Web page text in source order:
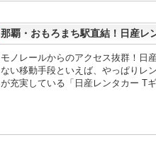
那覇・おもろまち駅直結！日産レ
モノレールからのアクセス抜群！日
ない移動手段といえば、やっぱりレ
が充実している「日産レンタカー T